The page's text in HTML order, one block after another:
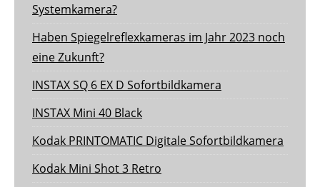
Systemkamera?
Haben Spiegelreflexkameras im Jahr 2023 noch
eine Zukunft?
INSTAX SQ 6 EX D Sofortbildkamera
INSTAX Mini 40 Black
Kodak PRINTOMATIC Digitale Sofortbildkamera
Kodak Mini Shot 3 Retro